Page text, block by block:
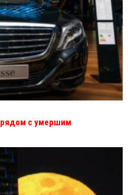
рядом с умершим